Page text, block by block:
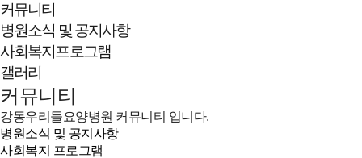
커뮤니티
병원소식 및 공지사항
사회복지프로그램
갤러리
커뮤니티
강동우리들요양병원 커뮤니티 입니다.
병원소식 및 공지사항
사회복지 프로그램